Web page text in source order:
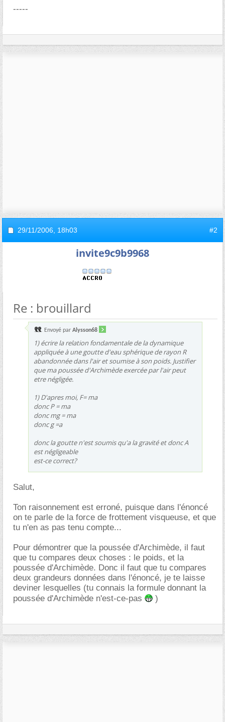
-----
29/11/2006, 18h03 #2
invite9c9b9968
Re : brouillard
Envoyé par Alysson68
1) écrire la relation fondamentale de la dynamique
appliquée à une goutte d'eau sphérique de rayon R
abandonnée dans l'air et soumise à son poids. Justifier
que ma poussée d'Archimède exercée par l'air peut
etre négligée.
1) D'apres moi, F= ma
donc P = ma
donc mg = ma
donc g =a
donc la goutte n'est soumis qu'a la gravité et donc A
est négligeable
est-ce correct?
Salut,
Ton raisonnement est erroné, puisque dans l'énoncé
on te parle de la force de frottement visqueuse, et que
tu n'en as pas tenu compte...
Pour démontrer que la poussée d'Archimède, il faut
que tu compares deux choses : le poids, et la
poussée d'Archimède. Donc il faut que tu compares
deux grandeurs données dans l'énoncé, je te laisse
deviner lesquelles (tu connais la formule donnant la
poussée d'Archimède n'est-ce-pas
)